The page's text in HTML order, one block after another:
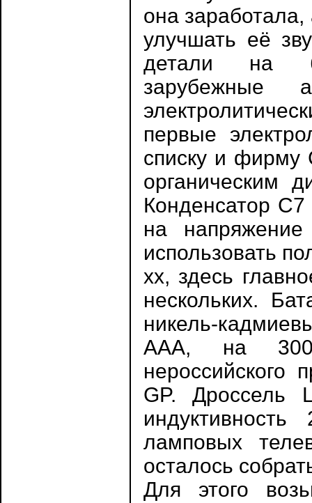
она
улучшать её
детали на
зарубежные
первые
списку и фирму
органическим
Конденсатор
на
использовать
хх, здесь
нескольких.
никель-
ААА, на
нероссийского
GP.
ламповых
осталось
Для этого